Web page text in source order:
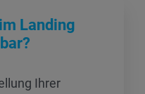
Landing
Ihrer